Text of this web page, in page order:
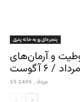
پنجره‌ای رو به خانه پدری
و آرمان‌های
15 مرداد , 1405